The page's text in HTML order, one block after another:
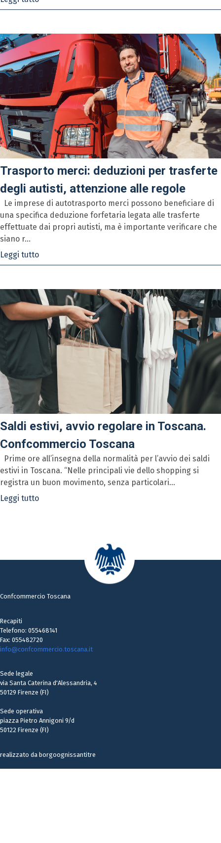
Trasporto merci: deduzioni per trasferte
degli autisti, attenzione alle regole
Le imprese di autotrasporto merci possono beneficiare di
una specifica deduzione forfetaria legata alle trasferte
effettuate dai propri autisti, ma è importante verificare che
siano r...
Leggi tutto
Saldi estivi, avvio regolare in Toscana.
Confcommercio Toscana
Prime ore all’insegna della normalità per l’avvio dei saldi
estivi in Toscana. “Nelle principali vie dello shopping si
registra un buon movimento, senza particolari...
Leggi tutto
Confcommercio Toscana
Recapiti
Telefono: 055468141
Fax: 055482720
info@confcommercio.toscana.it
Sede legale
via Santa Caterina d'Alessandria, 4
50129 Firenze (FI)
Sede operativa
piazza Pietro Annigoni 9/d
50122 Firenze (FI)
realizzato da borgoognissantitre